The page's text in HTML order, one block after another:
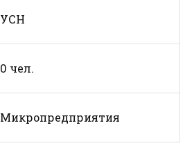
УСН
0 чел.
Микропредприятия